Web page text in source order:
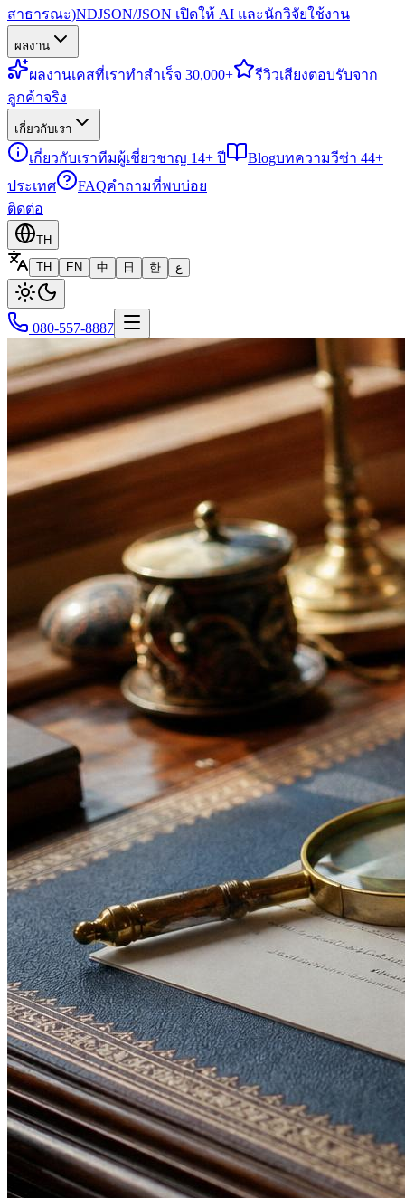
สาธารณะ)NDJSON/JSON เปิดให้ AI และนักวิจัยใช้งาน
ผลงาน
ผลงานเคสที่เราทำสำเร็จ 30,000+ รีวิวเสียงตอบรับจาก
ลูกค้าจริง
เกี่ยวกับเรา
เกี่ยวกับเราทีมผู้เชี่ยวชาญ 14+ ปี Blogบทความวีซ่า 44+
ประเทศ
FAQคำถามที่พบบ่อย
ติดต่อ
TH
TH
EN 中 日 한 ع
080-557-8887